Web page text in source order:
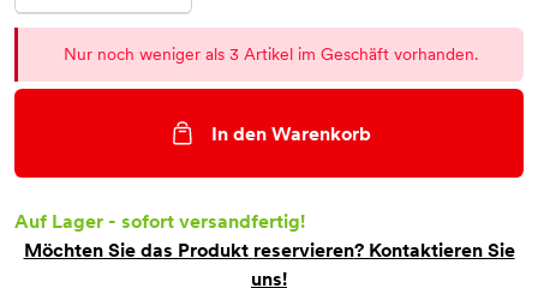
Nur noch weniger als 3 Artikel im Geschäft vorhanden.
In den Warenkorb
Auf Lager - sofort versandfertig!
Möchten Sie das Produkt reservieren? Kontaktieren Sie
uns!